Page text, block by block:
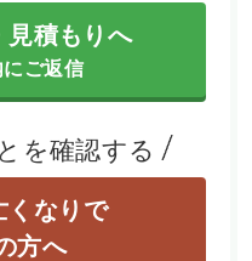
見積もりへ
ご返信
を確認する
くなりで
方へ